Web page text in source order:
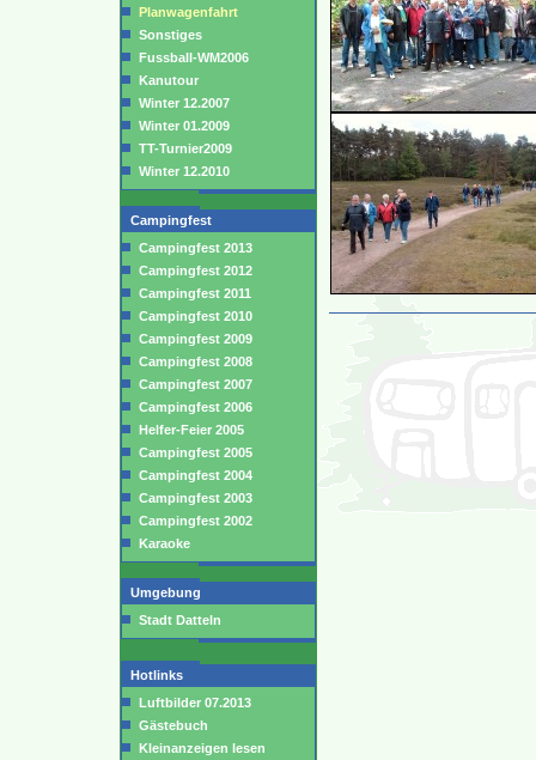
Planwagenfahrt
Sonstiges
Fussball-WM2006
Kanutour
Winter 12.2007
Winter 01.2009
TT-Turnier2009
Winter 12.2010
Campingfest
Campingfest 2013
Campingfest 2012
Campingfest 2011
Campingfest 2010
Campingfest 2009
Campingfest 2008
Campingfest 2007
Campingfest 2006
Helfer-Feier 2005
Campingfest 2005
Campingfest 2004
Campingfest 2003
Campingfest 2002
Karaoke
Umgebung
Stadt Datteln
Hotlinks
Luftbilder 07.2013
Gästebuch
Kleinanzeigen lesen